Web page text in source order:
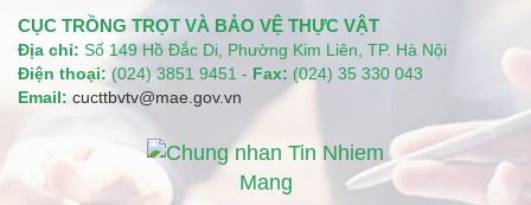
CỤC TRỒNG TRỌT VÀ BẢO VỆ THỰC VẬT
Địa chỉ: Số 149 Hồ Đắc Di, Phường Kim Liên, TP. Hà Nội
Điện thoại: (024) 3851 9451 - Fax: (024) 35 330 043
Email: cucttbvtv@mae.gov.vn